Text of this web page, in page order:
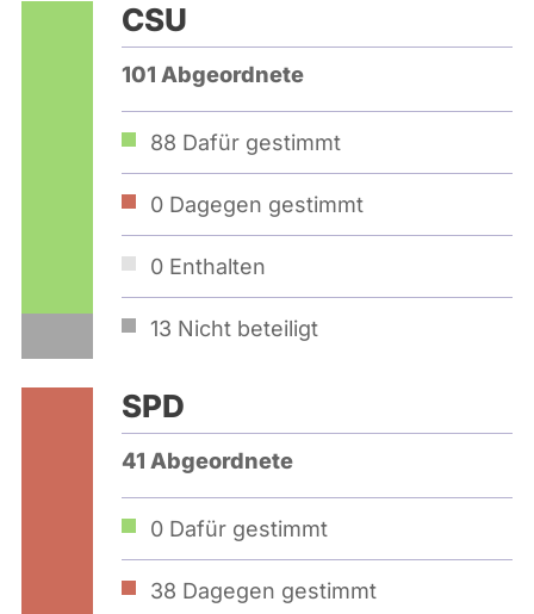
CSU
101 Abgeordnete
88 Dafür gestimmt
0 Dagegen gestimmt
0 Enthalten
13 Nicht beteiligt
SPD
41 Abgeordnete
0 Dafür gestimmt
38 Dagegen gestimmt